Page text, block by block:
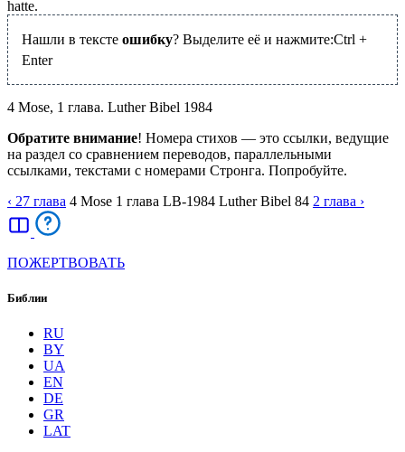
hatte.
Нашли в тексте ошибку? Выделите её и нажмите:Ctrl +
Enter
4 Mose, 1 глава. Luther Bibel 1984
Обратите внимание! Номера стихов — это ссылки, ведущие
на раздел со сравнением переводов, параллельными
ссылками, текстами с номерами Стронга. Попробуйте.
‹ 27 глава 4 Mose 1 глава LB-1984 Luther Bibel 84 2 глава ›
ПОЖЕРТВОВАТЬ
Библии
RU
BY
UA
EN
DE
GR
LAT